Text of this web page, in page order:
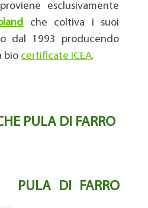
esclusivamente
che coltiva i suoi
dal 1993 producendo
bio certificate ICEA.
PULA DI FARRO
PULA DI FARRO